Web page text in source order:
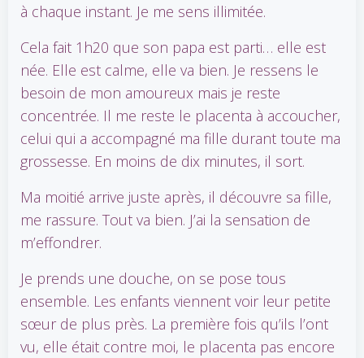
à chaque instant. Je me sens illimitée.
Cela fait 1h20 que son papa est parti… elle est
née. Elle est calme, elle va bien. Je ressens le
besoin de mon amoureux mais je reste
concentrée. Il me reste le placenta à accoucher,
celui qui a accompagné ma fille durant toute ma
grossesse. En moins de dix minutes, il sort.
Ma moitié arrive juste après, il découvre sa fille,
me rassure. Tout va bien. J’ai la sensation de
m’effondrer.
Je prends une douche, on se pose tous
ensemble. Les enfants viennent voir leur petite
sœur de plus près. La première fois qu’ils l’ont
vu, elle était contre moi, le placenta pas encore